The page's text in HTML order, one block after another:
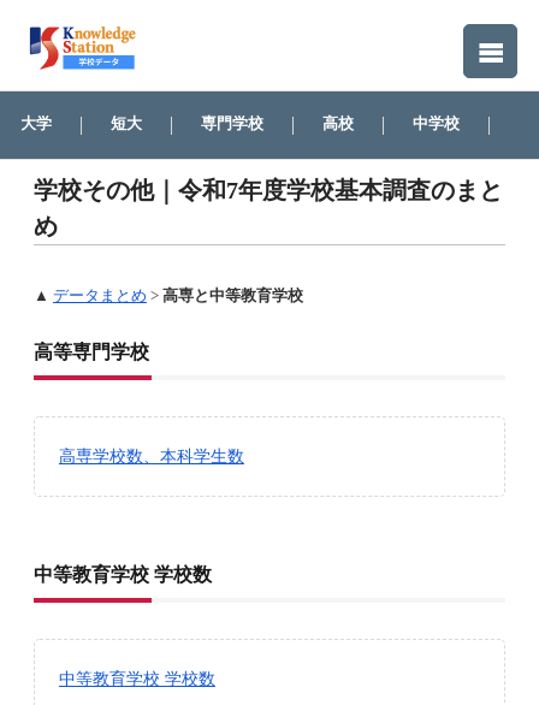
大学 短大 専門学校 高校 中学校
学校その他｜令和7年度学校基本調査のまと
め
▲ データまとめ > 高専と中等教育学校
高等専門学校
高専学校数、本科学生数
中等教育学校 学校数
中等教育学校 学校数